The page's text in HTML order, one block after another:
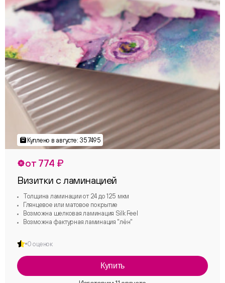
от 774 ₽
Визитки с ламинацией
Толщина ламинации от 24 до 125 мкм
Глянцевое или матовое покрытие
Возможна шелковая ламинация Silk Feel
Возможна фактурная ламинация "лён"
0 оценок
Купить